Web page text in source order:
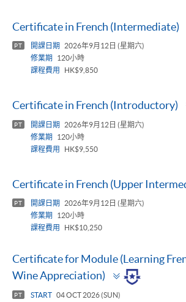
Certificate in French (Intermediate)
PT 開課日期
2026年9月12日 (星期六)
修業期
120小時
課程費用
HK$9,850
Certificate in French (Introductory)
PT 開課日期
2026年9月12日 (星期六)
修業期
120小時
課程費用
HK$9,550
Certificate in French (Upper
PT 開課日期
2026年9月12日 (星期六)
修業期
120小時
課程費用
HK$10,250
Certificate for Module (Learning
Wine Appreciation)
Toggle
panel
PT START 04 OCT 2026 (SUN)